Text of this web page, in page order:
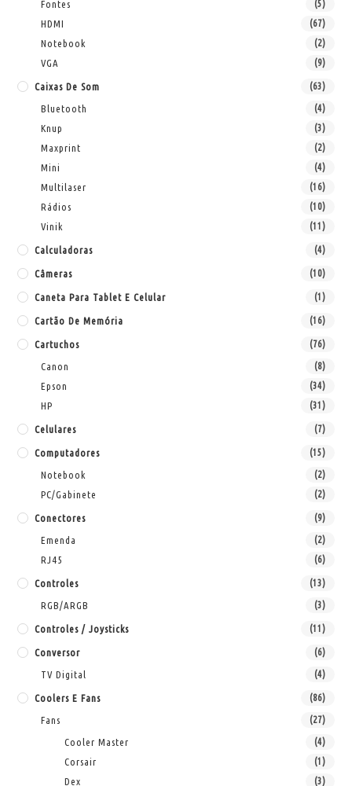
Fontes (5)
HDMI (67)
Notebook (2)
VGA (9)
Caixas De Som (63)
Bluetooth (4)
Knup (3)
Maxprint (2)
Mini (4)
Multilaser (16)
Rádios (10)
Vinik (11)
Calculadoras (4)
Câmeras (10)
Caneta Para Tablet E Celular (1)
Cartão De Memória (16)
Cartuchos (76)
Canon (8)
Epson (34)
HP (31)
Celulares (7)
Computadores (15)
Notebook (2)
PC/Gabinete (2)
Conectores (9)
Emenda (2)
RJ45 (6)
Controles (13)
RGB/ARGB (3)
Controles / Joysticks (11)
Conversor (6)
TV Digital (4)
Coolers E Fans (86)
Fans (27)
Cooler Master (4)
Corsair (1)
Dex (3)